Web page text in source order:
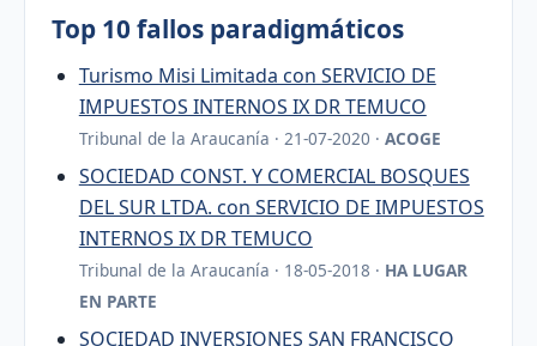
Top 10 fallos paradigmáticos
Turismo Misi Limitada con SERVICIO DE
IMPUESTOS INTERNOS IX DR TEMUCO
Tribunal de la Araucanía · 21-07-2020 · ACOGE
SOCIEDAD CONST. Y COMERCIAL BOSQUES
DEL SUR LTDA. con SERVICIO DE IMPUESTOS
INTERNOS IX DR TEMUCO
Tribunal de la Araucanía · 18-05-2018 · HA LUGAR
EN PARTE
SOCIEDAD INVERSIONES SAN FRANCISCO